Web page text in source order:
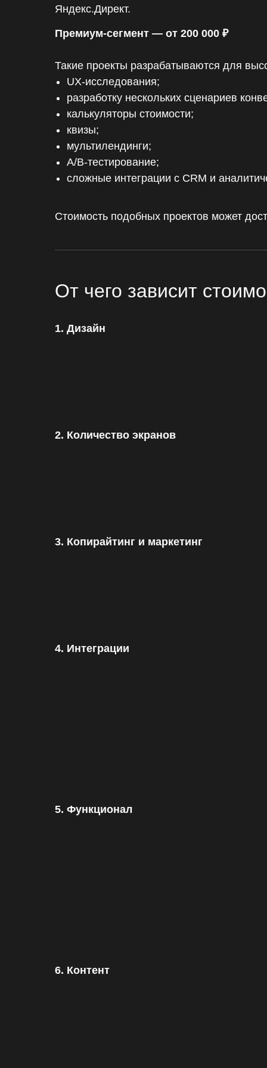
Яндекс.Директ.
Премиум-сегмент — от 200 000 ₽
Такие проекты разрабатываются для
UX-исследования;
разработку нескольких сценариев
калькуляторы стоимости;
квизы;
мультилендинги;
A/B-тестирование;
сложные интеграции с CRM и
Стоимость подобных проектов может
От чего зависит
1. Дизайн
2. Количество экранов
3. Копирайтинг и маркетинг
4. Интеграции
5. Функционал
6. Контент